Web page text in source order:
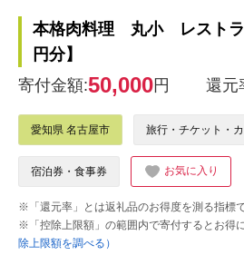
本格肉料理 丸小 レストラ
円分】
寄付金額:50,000円 還元
愛知県 名古屋市 旅行・チケット・
宿泊券・食事券 お気に入り
※「還元率」とは返礼品のお得度を測る指標
※「控除上限額」の範囲内で寄付するとお得
除上限額を調べる）